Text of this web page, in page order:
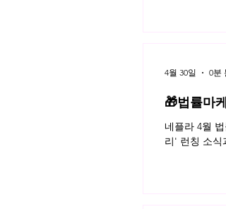
🎁법률마
네플라 4월
리' 런칭 소식
4월 30일 0분